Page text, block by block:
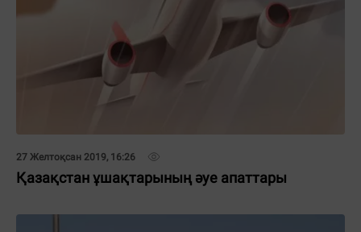
27 Желтоқсан 2019, 16:26
Қазақстан ұшақтарының әуе апаттары